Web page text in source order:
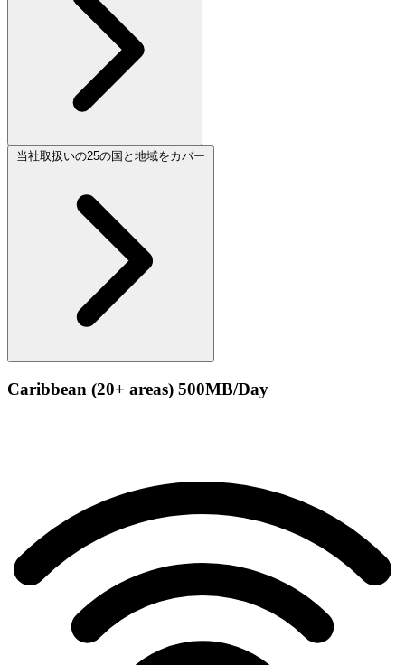
当社取扱いの25の国と地域をカバー
Caribbean (20+ areas) 500MB/Day